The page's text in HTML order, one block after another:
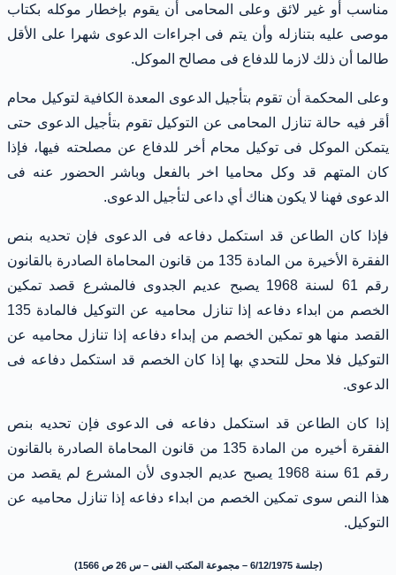
مناسب أو غير لائق وعلى المحامى أن يقوم بإخطار موكله بكتاب
موصى عليه بتنازله وأن يتم فى اجراءات الدعوى شهرا على الأقل
طالما أن ذلك لازما للدفاع فى مصالح الموكل.
وعلى المحكمة أن تقوم بتأجيل الدعوى المعدة الكافية لتوكيل محام
أقر فيه حالة تنازل المحامى عن التوكيل تقوم بتأجيل الدعوى حتى
يتمكن الموكل فى توكيل محام أخر للدفاع عن مصلحته فيها، فإذا
كان المتهم قد وكل محاميا اخر بالفعل وباشر الحضور عنه فى
الدعوى فهنا لا يكون هناك أي داعى لتأجيل الدعوى.
فإذا كان الطاعن قد استكمل دفاعه فى الدعوى فإن تحديه بنص
الفقرة الأخيرة من المادة 135 من قانون المحاماة الصادرة بالقانون
رقم 61 لسنة 1968 يصبح عديم الجدوى فالمشرع قصد تمكين
الخصم من ابداء دفاعه إذا تنازل محاميه عن التوكيل فالمادة 135
القصد منها هو تمكين الخصم من إبداء دفاعه إذا تنازل محاميه عن
التوكيل فلا محل للتحدي بها إذا كان الخصم قد استكمل دفاعه فى
الدعوى.
إذا كان الطاعن قد استكمل دفاعه فى الدعوى فإن تحديه بنص
الفقرة أخيره من المادة 135 من قانون المحاماة الصادرة بالقانون
رقم 61 سنة 1968 يصبح عديم الجدوى لأن المشرع لم يقصد من
هذا النص سوى تمكين الخصم من ابداء دفاعه إذا تنازل محاميه عن
التوكيل.
(جلسة 6/12/1975 – مجموعة المكتب الفنى – س 26 ص 1566)